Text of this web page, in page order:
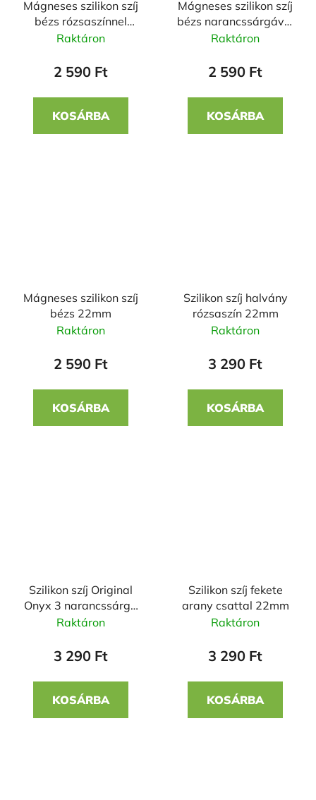
Mágneses szilikon szíj
bézs rózsaszínnel
22mm
Raktáron
2 590 Ft
KOSÁRBA
Mágneses szilikon szíj
bézs narancssárgával
22mm
Raktáron
2 590 Ft
KOSÁRBA
Mágneses szilikon szíj
bézs 22mm
Raktáron
2 590 Ft
KOSÁRBA
Szilikon szíj halvány
rózsaszín 22mm
Raktáron
3 290 Ft
KOSÁRBA
Szilikon szíj Original
Onyx 3 narancssárga
22mm
Raktáron
3 290 Ft
KOSÁRBA
Szilikon szíj fekete
arany csattal 22mm
Raktáron
3 290 Ft
KOSÁRBA